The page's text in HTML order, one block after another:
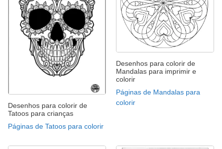
Desenhos para colorir de
Tatoos para crianças
Páginas de Tatoos para colorir
Desenhos para colorir de
Mandalas para imprimir e
colorir
Páginas de Mandalas para
colorir